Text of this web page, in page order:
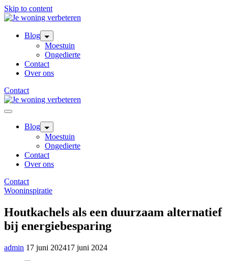
Skip to content
Blog
Moestuin
Ongedierte
Contact
Over ons
Contact
Blog
Moestuin
Ongedierte
Contact
Over ons
Contact
Wooninspiratie
Houtkachels als een duurzaam alternatief
bij energiebesparing
admin 17 juni 202417 juni 2024